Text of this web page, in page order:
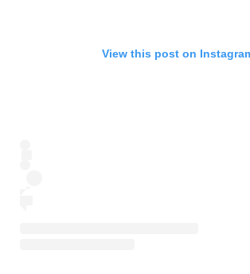
View this post on